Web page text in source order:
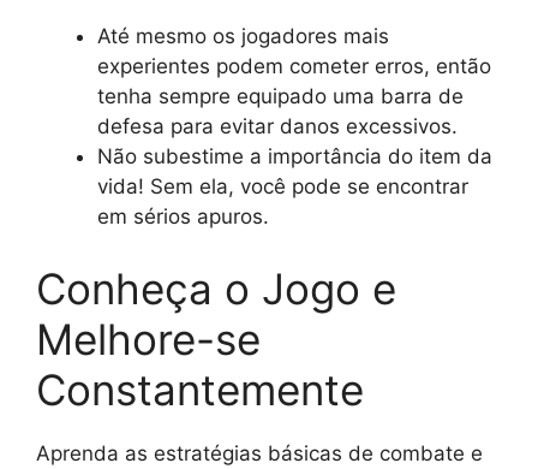
Até mesmo os jogadores mais
experientes podem cometer erros, então
tenha sempre equipado uma barra de
defesa para evitar danos excessivos.
Não subestime a importância do item da
vida! Sem ela, você pode se encontrar
em sérios apuros.
Conheça o Jogo e
Melhore-se
Constantemente
Aprenda as estratégias básicas de combate e